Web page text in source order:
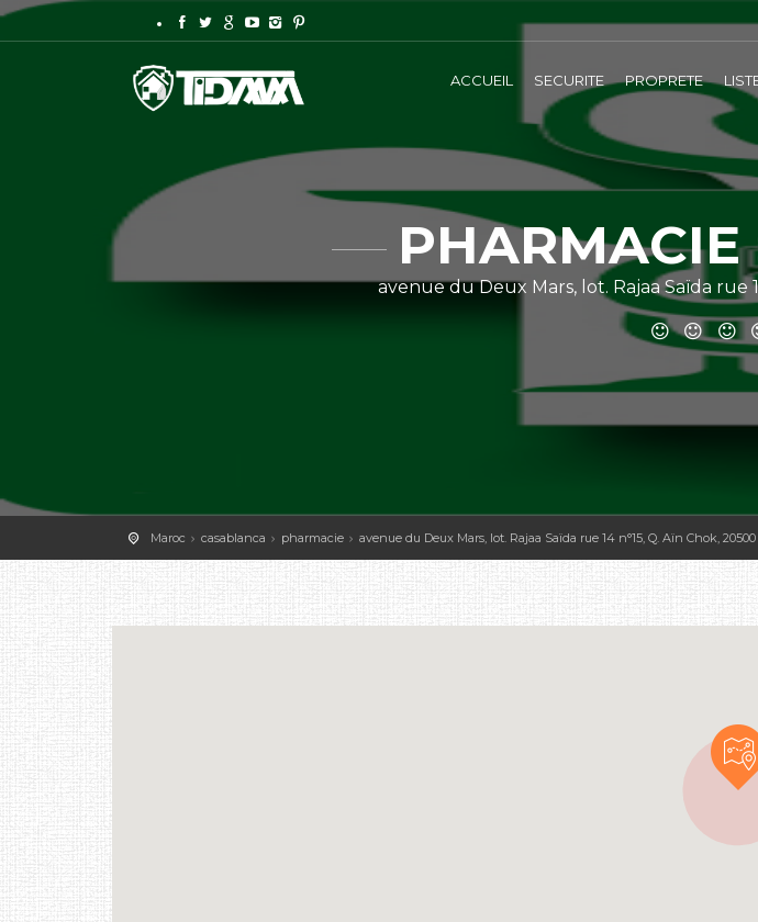
ACCUEIL SECURITE PROPRETE
avenue du Deux Mars, lot. Rajaa Saïda rue
Maroc casablanca pharmacie avenue du Deux Mars, lot. Rajaa Saïda rue 14 n°15, Q. Aïn Chok, 20500